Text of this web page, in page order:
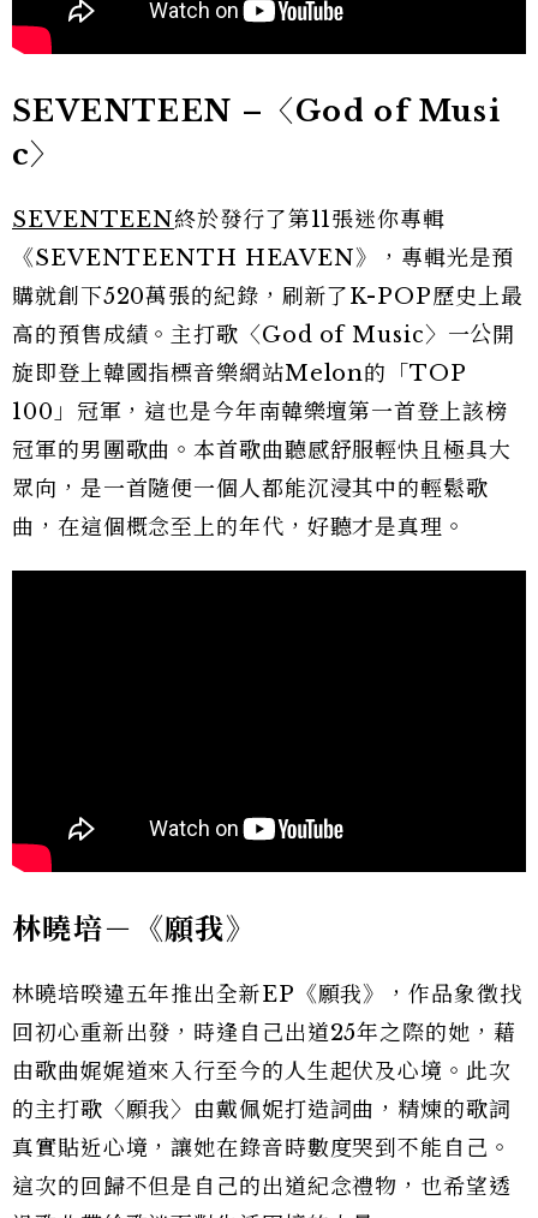
SEVENTEEN –〈God of Musi
c〉
SEVENTEEN終於發行了第11張迷你專輯
《SEVENTEENTH HEAVEN》，專輯光是預
購就創下520萬張的紀錄，刷新了K-POP歷史上最
高的預售成績。主打歌〈God of Music〉一公開
旋即登上韓國指標音樂網站Melon的「TOP
100」冠軍，這也是今年南韓樂壇第一首登上該榜
冠軍的男團歌曲。本首歌曲聽感舒服輕快且極具大
眾向，是一首隨便一個人都能沉浸其中的輕鬆歌
曲，在這個概念至上的年代，好聽才是真理。
林曉培－《願我》
林曉培暌違五年推出全新EP《願我》，作品象徵找
回初心重新出發，時逢自己出道25年之際的她，藉
由歌曲娓娓道來入行至今的人生起伏及心境。此次
的主打歌〈願我〉由戴佩妮打造詞曲，精煉的歌詞
真實貼近心境，讓她在錄音時數度哭到不能自己。
這次的回歸不但是自己的出道紀念禮物，也希望透